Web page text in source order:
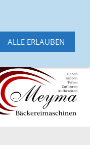
Datenschutz suche
ALLE ERLAUBEN